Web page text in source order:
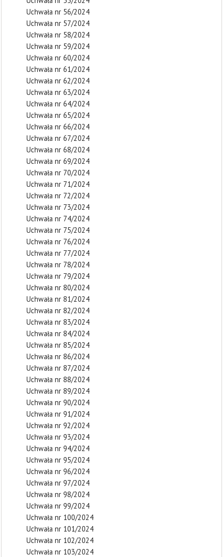
Uchwała nr 56/2024
Uchwała nr 57/2024
Uchwała nr 58/2024
Uchwała nr 59/2024
Uchwała nr 60/2024
Uchwała nr 61/2024
Uchwała nr 62/2024
Uchwała nr 63/2024
Uchwała nr 64/2024
Uchwała nr 65/2024
Uchwała nr 66/2024
Uchwała nr 67/2024
Uchwała nr 68/2024
Uchwała nr 69/2024
Uchwała nr 70/2024
Uchwała nr 71/2024
Uchwała nr 72/2024
Uchwała nr 73/2024
Uchwała nr 74/2024
Uchwała nr 75/2024
Uchwała nr 76/2024
Uchwała nr 77/2024
Uchwała nr 78/2024
Uchwała nr 79/2024
Uchwała nr 80/2024
Uchwała nr 81/2024
Uchwała nr 82/2024
Uchwała nr 83/2024
Uchwała nr 84/2024
Uchwała nr 85/2024
Uchwała nr 86/2024
Uchwała nr 87/2024
Uchwała nr 88/2024
Uchwała nr 89/2024
Uchwała nr 90/2024
Uchwała nr 91/2024
Uchwała nr 92/2024
Uchwała nr 93/2024
Uchwała nr 94/2024
Uchwała nr 95/2024
Uchwała nr 96/2024
Uchwała nr 97/2024
Uchwała nr 98/2024
Uchwała nr 99/2024
Uchwała nr 100/2024
Uchwała nr 101/2024
Uchwała nr 102/2024
Uchwała nr 103/2024